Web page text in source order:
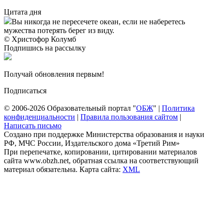
Цитата дня
Вы никогда не пересечете океан, если не наберетесь
мужества потерять берег из виду.
© Христофор Колумб
Подпишись на рассылку
Получай обновления первым!
Подписаться
© 2006-2026 Образовательный портал "ОБЖ" | Политика
конфиденциальности | Правила пользования сайтом |
Написать письмо
Создано при поддержке Министерства образования и науки
РФ, МЧС России, Издательского дома «Третий Рим»
При перепечатке, копировании, цитировании материалов
сайта www.obzh.net, обратная ссылка на соответствующий
материал обязательна. Карта сайта: XML